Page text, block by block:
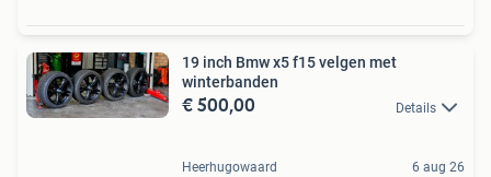
19 inch Bmw x5 f15 velgen met
winterbanden
€ 500,00 Details
Heerhugowaard 6 aug 26